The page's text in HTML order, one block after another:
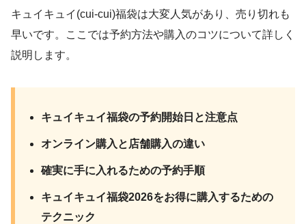
キュイキュイ(cui-cui)福袋は大変人気があり、売り切れも
早いです。ここでは予約方法や購入のコツについて詳しく
説明します。
キュイキュイ福袋の予約開始日と注意点
オンライン購入と店舗購入の違い
確実に手に入れるための予約手順
キュイキュイ福袋2026をお得に購入するための
テクニック